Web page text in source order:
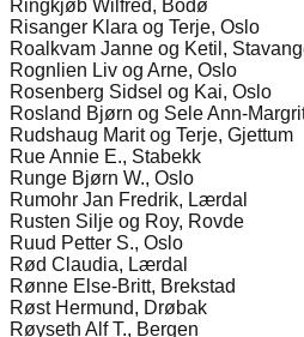
Ringkjøb Wilfred, Bodø
Risanger Klara og Terje, Oslo
Roalkvam Janne og Ketil,
Rognlien Liv og Arne, Oslo
Rosenberg Sidsel og Kai, Oslo
Rosland Bjørn og Sele Ann-
Rudshaug Marit og Terje, Gjettum
Rue Annie E., Stabekk
Runge Bjørn W., Oslo
Rumohr Jan Fredrik, Lærdal
Rusten Silje og Roy, Rovde
Ruud Petter S., Oslo
Rød Claudia, Lærdal
Rønne Else-Britt, Brekstad
Røst Hermund, Drøbak
Røyseth Alf T., Bergen